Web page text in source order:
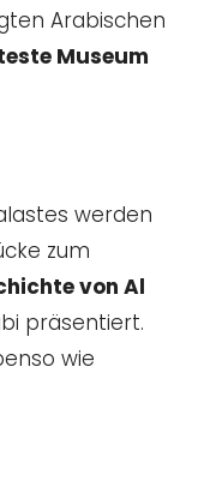
Arabischen
Museum
werden
zum
von Al
präsentiert.
wie